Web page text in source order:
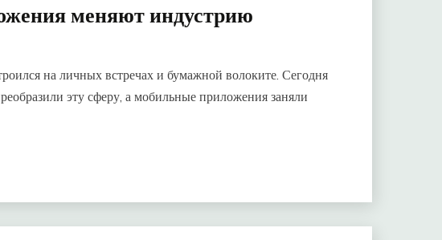
меняют индустрию
на личных встречах и бумажной волоките. Сегодня
эту сферу, а мобильные приложения заняли